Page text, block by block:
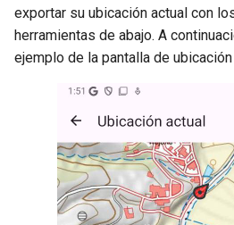
exportar su ubicación actual con
herramientas de abajo. A
ejemplo de la pantalla de ubicación